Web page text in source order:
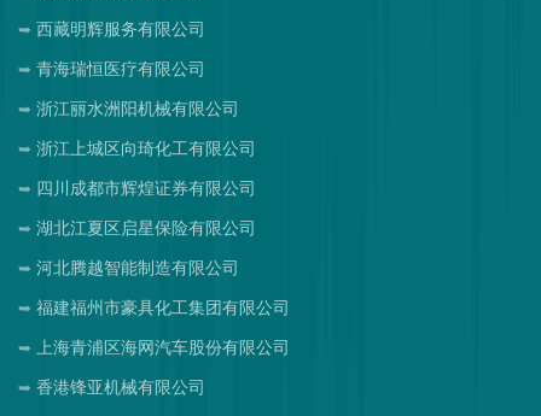
西藏明辉服务有限公司
青海瑞恒医疗有限公司
浙江丽水洲阳机械有限公司
浙江上城区向琦化工有限公司
四川成都市辉煌证券有限公司
湖北江夏区启星保险有限公司
河北腾越智能制造有限公司
福建福州市豪具化工集团有限公司
上海青浦区海网汽车股份有限公司
香港锋亚机械有限公司